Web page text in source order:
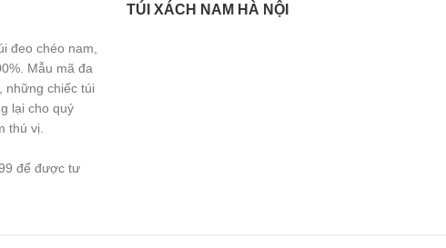
đeo chéo nam,
Mẫu mã đa
những chiếc túi
lại cho quý
thú vị.
để được tư
TÚI XÁCH NAM HÀ NỘI